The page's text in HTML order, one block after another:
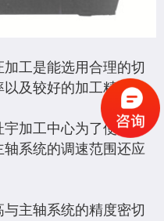
工是能选用合理的切
及较好的加工精度和
加工中心为了使用各
系统的调速范围还应
主轴系统的精度密切